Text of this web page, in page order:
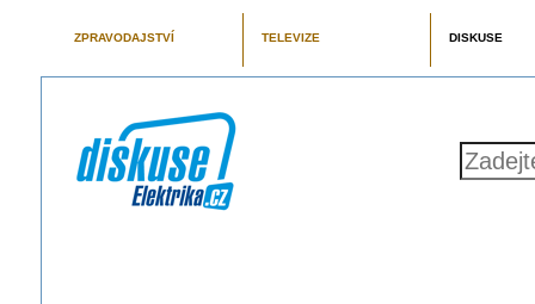
ZPRAVODAJSTVÍ TELEVIZE DISKUSE